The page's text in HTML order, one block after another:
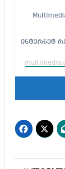
Multimedia.ge-ს დამფუძნებელი და მთავარი
ინტერნეტ